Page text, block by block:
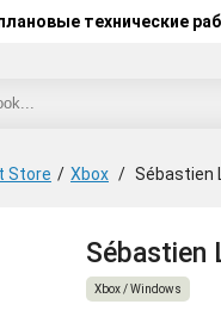
технические
Store / Xbox / Sébastien
Sébastien
Xbox / Windows